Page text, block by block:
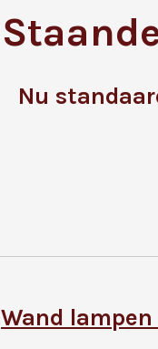
Nu
Wand lampen